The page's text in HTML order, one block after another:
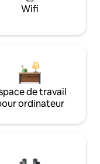
Wifi
de travail
ordinateur